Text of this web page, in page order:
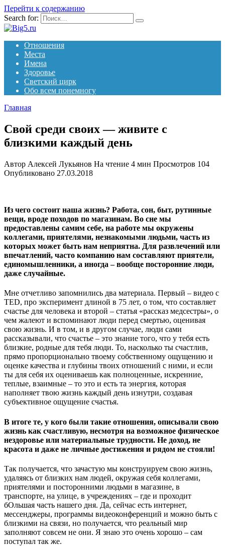
Перейти к содержанию
Search for:
Отношения
Места
Имена
Здоровье
Светский цирк
Обо всем понемногу
Главная
Свой среди своих — живите с
близкими каждый день
Автор Алексей Лукьянов На чтение 4 мин Просмотров 104
Опубликовано 27.03.2018
Из чего состоит наша жизнь? Работа, сон, быт, рутинные
вещи, вроде походов по магазинам. Во сне мы
предоставлены самим себе, на работе мы окружены
коллегами, приятелями, незнакомыми людьми, часть из
которых может быть нам неприятна. Для развлечений или
впечатлений, часто компанию нам составляют приятели,
единомышленники, а иногда – вообще посторонние люди,
даже случайные.
Мне отчетливо запомнились два материала. Первый – видео с
TED, про эксперимент длиной в 75 лет, о том, что составляет
счастье для человека и второй – статья «рассказ медсестры», о
чем жалеют и вспоминают люди перед смертью, оценивая
свою жизнь. И в том, и в другом случае, люди сами
рассказывали, что счастье – это знание того, что у тебя есть
близкие, родные для тебя люди. То, насколько ты счастлив,
прямо пропорционально твоему собственному ощущению и
оценке качества и глубины твоих отношений с ними, и если
ты для себя их оцениваешь как полноценные, искренние,
теплые, взаимные – то это и есть та энергия, которая
наполняет твою жизнь каждый день изнутри, создавая
субъективное ощущение счастья.
В итоге те, у кого были такие отношения, описывали свою
жизнь как счастливую, несмотря на возможное физическое
нездоровье или материальные трудности. Не доход, не
красота и даже не личные достижения и рядом не стояли!
Так получается, что зачастую мы конструируем свою жизнь,
удаляясь от близких нам людей, окружая себя коллегами,
приятелями и посторонними людьми в магазине, в
транспорте, на улице, в учреждениях – где и проходит
бОльшая часть нашего дня. Да, сейчас есть интернет,
мессенджеры, программы видеоконференций и можно быть с
близкими на связи, но получается, что реальный мир
заполняют совсем не они. Я знаю это очень хорошо – сам
поступал так же.